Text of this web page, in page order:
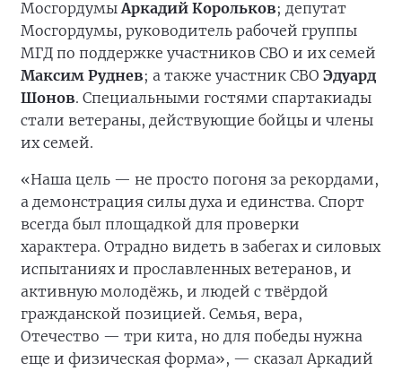
МосгордумыАркадий Корольков; депутат
Мосгордумы, руководитель рабочей группы
МГД по поддержке участников СВО и их семей
Максим Руднев; а также участник СВО Эдуард
Шонов. Специальными гостями спартакиады
стали ветераны, действующие бойцы и члены
их семей.
«Наша цель — не просто погоня за рекордами,
а демонстрация силы духа и единства. Спорт
всегда был площадкой для проверки
характера. Отрадно видеть в забегах и силовых
испытаниях и прославленных ветеранов, и
активную молодёжь, и людей с твёрдой
гражданской позицией. Семья, вера,
Отечество — три кита, но для победы нужна
еще и физическая форма», — сказал Аркадий